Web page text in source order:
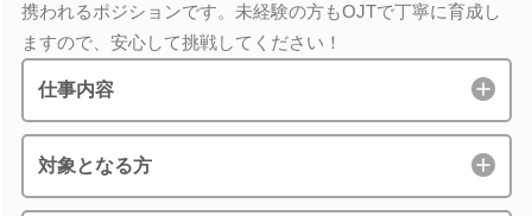
携われるポジションです。未経験の方もOJTで丁寧に育成し
ますので、安心して挑戦してください！
仕事内容
対象となる方